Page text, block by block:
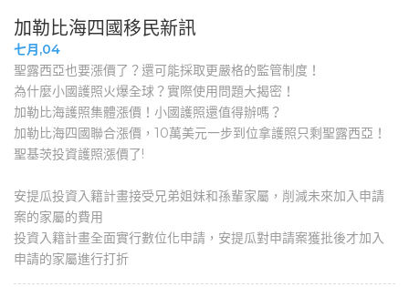
加勒比海四國移民新訊
七月,04
聖露西亞也要漲價了？還可能採取更嚴格的監管制度！
為什麼小國護照火爆全球？實際使用問題大揭密！
加勒比海護照集體漲價！小國護照還值得辦嗎？
加勒比海四國聯合漲價，10萬美元一步到位拿護照只剩聖露西亞！
聖基茨投資護照漲價了!
安提瓜投資入籍計畫接受兄弟姐妹和孫輩家屬，削減未來加入申請
案的家屬的費用
投資入籍計畫全面實行數位化申請，安提瓜對申請案獲批後才加入
申請的家屬進行打折